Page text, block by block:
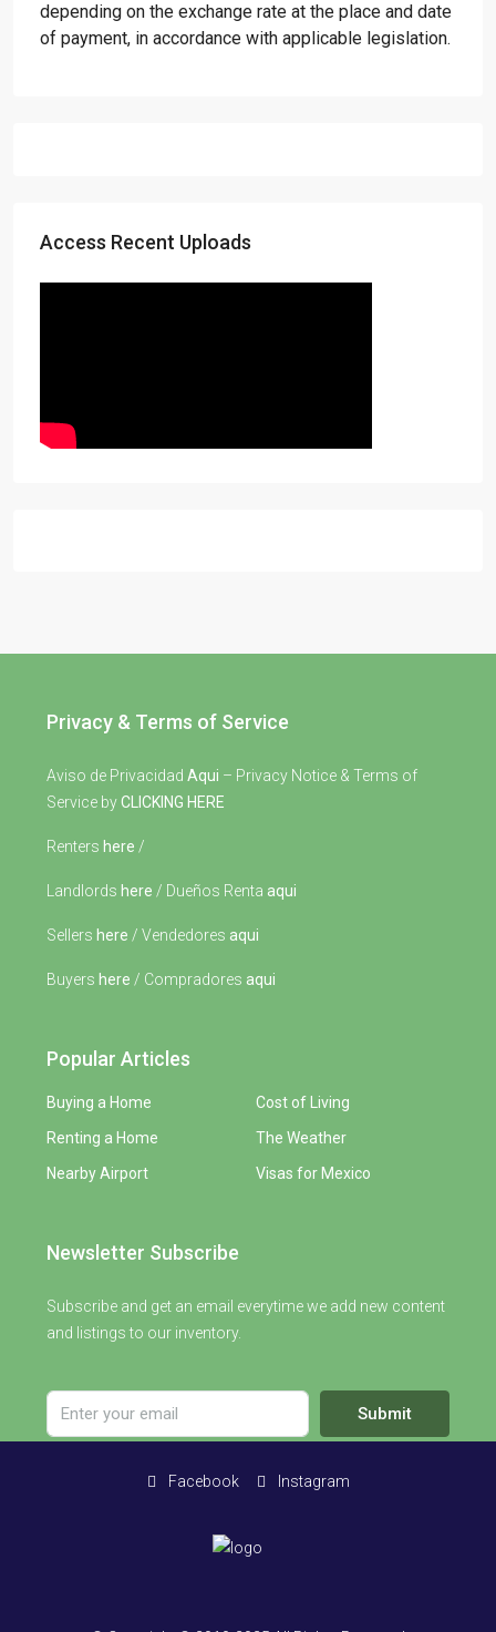
depending on the exchange rate at the place and date
of payment, in accordance with applicable legislation.
Access Recent Uploads
Privacy & Terms of Service
Aviso de Privacidad Aqui – Privacy Notice & Terms of
Service byCLICKING HERE
Renters here /
Landlords here / Dueños Renta aqui
Sellers here / Vendedores aqui
Buyers here / Compradores aqui
Popular Articles
Buying a Home
Renting a Home
Nearby Airport
Cost of Living
The Weather
Visas for Mexico
Newsletter Subscribe
Subscribe and get an email everytime we add new content
and listings to our inventory.
Submit
Facebook Instagram